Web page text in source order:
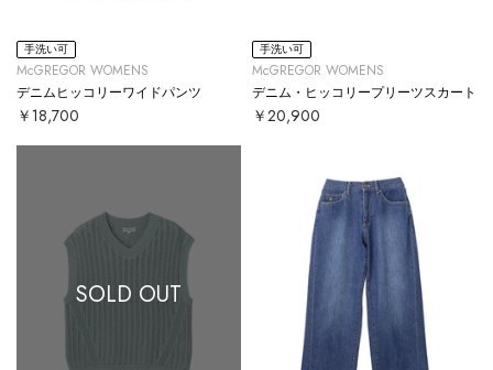
手洗い可
McGREGOR WOMENS
デニムヒッコリーワイドパンツ
￥18,700
手洗い可
McGREGOR WOMENS
デニム・ヒッコリープリーツスカート
￥20,900
SOLD OUT